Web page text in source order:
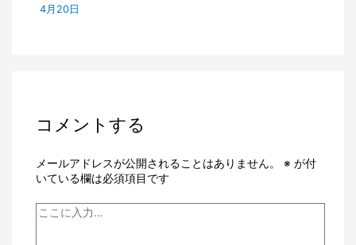
4月20日
コメントする
メールアドレスが公開されることはありません。 ※ が付
いている欄は必須項目です
こ